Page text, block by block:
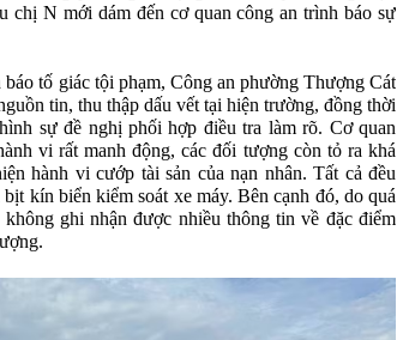
chị N mới dám đến cơ quan công an trình báo sự
tố giác tội phạm, Công an phường Thượng Cát
tin, thu thập dấu vết tại hiện trường, đồng thời
sự đề nghị phối hợp điều tra làm rõ. Cơ quan
vi rất manh động, các đối tượng còn tỏ ra khá
hành vi cướp tài sản của nạn nhân. Tất cả đều
kín biển kiểm soát xe máy. Bên cạnh đó, do quá
ghi nhận được nhiều thông tin về đặc điểm